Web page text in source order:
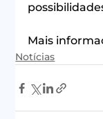
Mais
Notícias